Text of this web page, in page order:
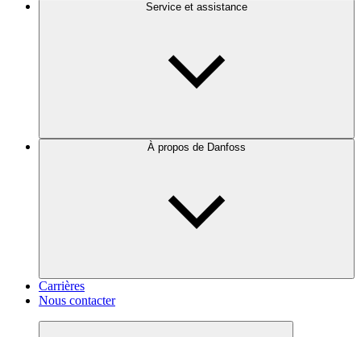
Service et assistance
À propos de Danfoss
Carrières
Nous contacter